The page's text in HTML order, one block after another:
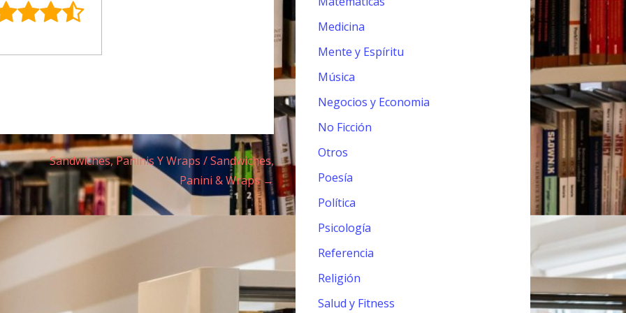
Sandwiches, Paninis Y Wraps / Sandwiches,
Panini & Wraps →
Medicina
Mente y Espíritu
Música
Negocios y Economia
No Ficción
Otros
Poesía
Política
Psicología
Referencia
Religión
Salud y Fitness